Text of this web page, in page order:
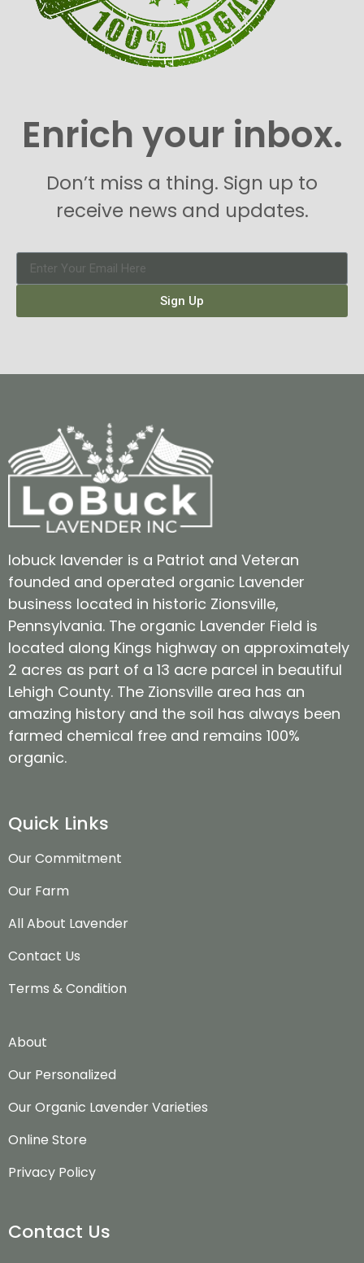
Enrich your inbox.
Don’t miss a thing. Sign up to
receive news and updates.
Sign Up
lobuck lavender is a Patriot and Veteran
founded and operated organic Lavender
business located in historic Zionsville,
Pennsylvania. The organic Lavender Field is
located along Kings highway on approximately
2 acres as part of a 13 acre parcel in beautiful
Lehigh County. The Zionsville area has an
amazing history and the soil has always been
farmed chemical free and remains 100%
organic.
Quick Links
Our Commitment
Our Farm
All About Lavender
Contact Us
Terms & Condition
About
Our Personalized
Our Organic Lavender Varieties
Online Store
Privacy Policy
Contact Us